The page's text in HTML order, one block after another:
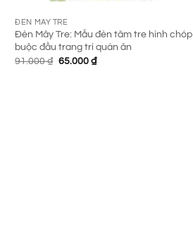
ĐÈN MÂY TRE
Đèn Mây Tre: Mẫu đèn tăm tre hình chóp
buộc đầu trang trí quán ăn
91.000₫ Giá
65.000 ₫Giá